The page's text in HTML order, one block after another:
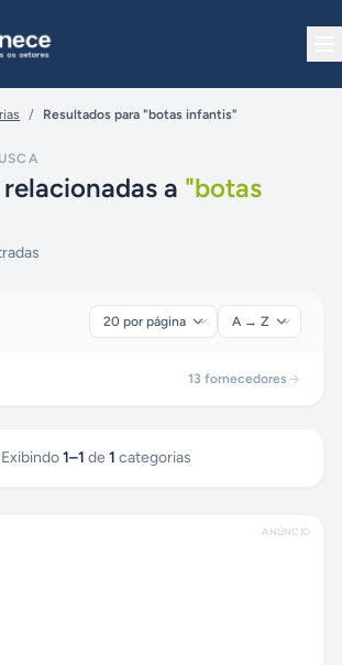
/ Resultados para "botas infantis"
a "botas
13 fornecedores
Exibindo 1–1 de 1 categorias
ANÚNCIO